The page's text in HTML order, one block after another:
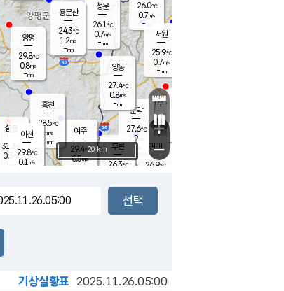
문막
27.6℃
2.9m/s
mm
부론
26.3℃
청운
26.1℃
0.7m/s
-mm
여주
29.4℃
0.5m/s
양동
27.4℃
0.8m/s
-mm
장호원
흥천
28.5℃
-m/s
-mm
설봉
31.3
0.3 m/s
- mm
26.0℃
0.7m/s
- mm
귀래
26.9℃
서원
25.9℃
0.7m/s
-mm
용문산
24.3℃
1.2m/s
-mm
이천
29.8℃
0.1 m/s
양평
29.8℃
0.8m/s
-mm
+
−
20 km
기상실황표 2025.11.26.05:00